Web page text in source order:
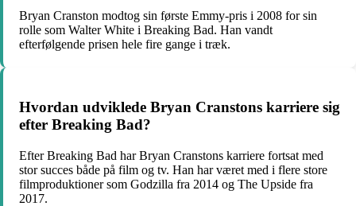
Bryan Cranston modtog sin første Emmy-pris i 2008 for sin
rolle som Walter White i Breaking Bad. Han vandt
efterfølgende prisen hele fire gange i træk.
Hvordan udviklede Bryan Cranstons karriere sig
efter Breaking Bad?
Efter Breaking Bad har Bryan Cranstons karriere fortsat med
stor succes både på film og tv. Han har været med i flere store
filmproduktioner som Godzilla fra 2014 og The Upside fra
2017.